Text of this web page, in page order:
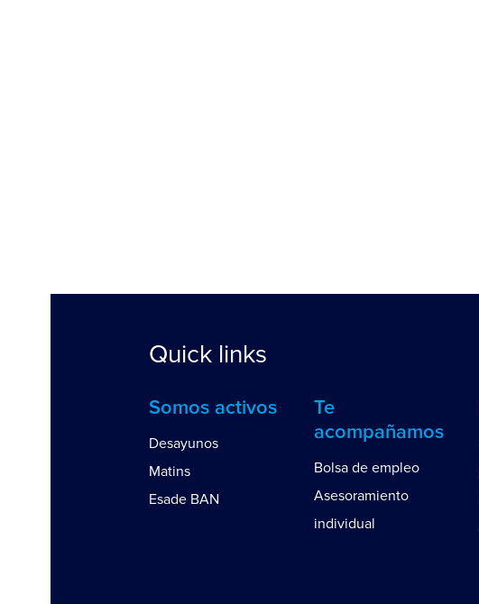
Quick links
Somos activos
Desayunos
Matins
Esade BAN
Te
acompañamos
Bolsa de empleo
Asesoramiento
individual